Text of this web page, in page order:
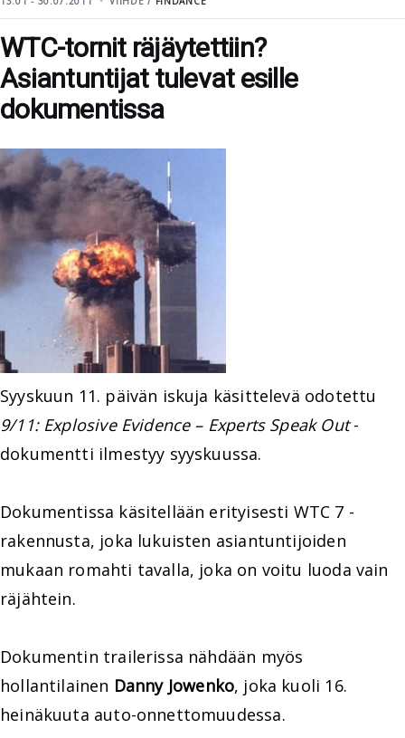
WTC-tornit räjäytettiin?
Asiantuntijat tulevat esille
dokumentissa
Syyskuun 11. päivän iskuja käsittelevä odotettu
9/11: Explosive Evidence – Experts Speak Out-
dokumentti ilmestyy syyskuussa.
Dokumentissa käsitellään erityisesti WTC 7 -
rakennusta, joka lukuisten asiantuntijoiden
mukaan romahti tavalla, joka on voitu luoda vain
räjähtein.
Dokumentin trailerissa nähdään myös
hollantilainen Danny Jowenko, joka kuoli 16.
heinäkuuta auto-onnettomuudessa.